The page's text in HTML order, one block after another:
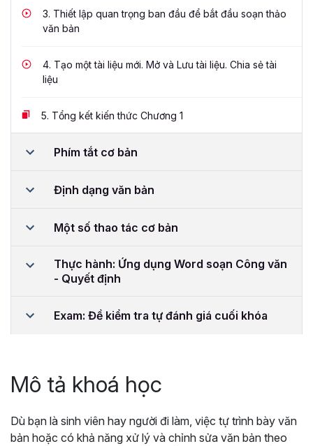
3. Thiết lập quan trọng ban đầu để bắt đầu soạn thảo
văn bản
4. Tạo một tài liệu mới. Mở và Lưu tài liệu. Chia sẻ tài
liệu
5. Tổng kết kiến thức Chương 1
Phím tắt cơ bản
Định dạng văn bản
Một số thao tác cơ bản
Thực hành: Ứng dụng Word soạn Công văn
- Quyết định
Exam: Đề kiểm tra tự đánh giá cuối khóa
Mô tả khoá học
Dù bạn là sinh viên hay người đi làm, việc tự trình bày văn
bản hoặc có khả năng xử lý và chỉnh sửa văn bản theo